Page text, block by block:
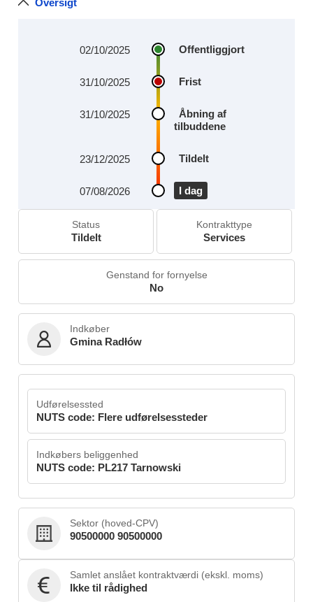
Oversigt
Offentliggjort
02/10/2025
Frist
31/10/2025
Åbning af
tilbuddene
31/10/2025
Tildelt
23/12/2025
I dag
07/08/2026
Status
Tildelt
Kontrakttype
Services
Genstand for fornyelse
No
Indkøber
Gmina Radłów
Udførelsessted
NUTS code: Flere udførelsessteder
Indkøbers beliggenhed
NUTS code: PL217 Tarnowski
Sektor (hoved-CPV)
90500000 90500000
Samlet anslået kontraktværdi (ekskl. moms)
Ikke til rådighed